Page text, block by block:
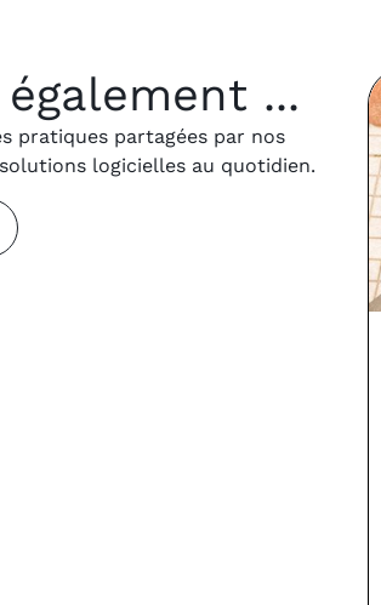
...
pratiques partagées par nos
logicielles au quotidien.